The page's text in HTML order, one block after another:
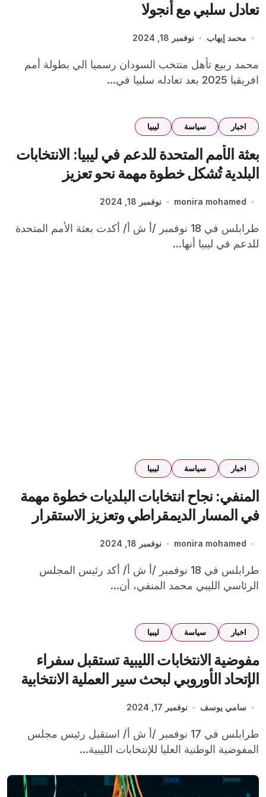
تعادل سلبي مع أنجولا
محمد إيهاب نوفمبر 18, 2024
محمد ربيع تأهل منتخب السودان رسميا الي بطولة أمم
افريقيا 2025 بعد تعادله سلبيا في...
اخبار سياسة ليبيا
بعثة الأمم المتحدة للدعم في ليبيا: الانتخابات
البلدية تُشكل خطوة مهمة نحو تعزيز
monira mohamed نوفمبر 18, 2024
طرابلس في 18 نوفمبر /أ ش أ/ أكدت بعثة الأمم المتحدة
للدعم في ليبيا أنها...
اخبار سياسة ليبيا
المنفي: نجاح انتخابات البلديات خطوة مهمة
في المسار الديمقراطي وتعزيز الاستقرار
monira mohamed نوفمبر 18, 2024
طرابلس في 18 نوفمبر /أ ش أ/ أكد رئيس المجلس
الرئاسي الليبي محمد المنفي، أن...
اخبار سياسة ليبيا
مفوضية الانتخابات الليبية تستقبل سفراء
الإتحاد الأوروبي لبحث سير العملية الانتخابية
سامي يوسف نوفمبر 17, 2024
طرابلس في 17 نوفمبر /أ ش أ/ استقبل رئيس مجلس
المفوضية الوطنية العليا للإنتخابات الليبية...